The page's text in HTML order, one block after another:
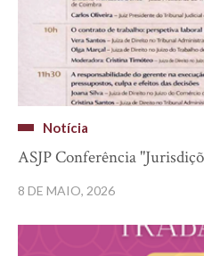
Notícia
ASJP Conferência
8 DE MAIO, 2026